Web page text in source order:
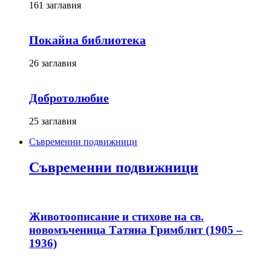
161 заглавия
Покайна библиотека
26 заглавия
Добротолюбие
25 заглавия
Съвременни подвижници
Съвременни подвижници
Животоописание и стихове на св.
новомъченица Татяна Гримблит (1905 –
1936)